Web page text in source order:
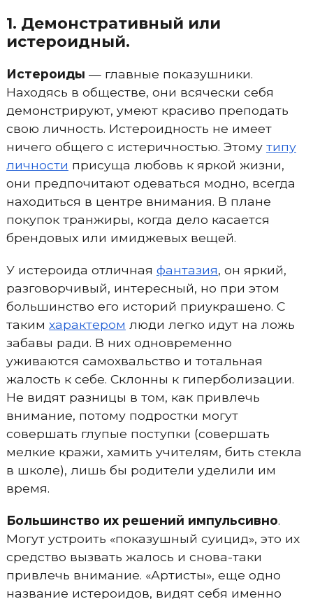
1. Демонстративный или
истероидный.
Истероиды — главные показушники.
Находясь в обществе, они всячески себя
демонстрируют, умеют красиво преподать
свою личность. Истероидность не имеет
ничего общего с истеричностью. Этому типу
личности присуща любовь к яркой жизни,
они предпочитают одеваться модно, всегда
находиться в центре внимания. В плане
покупок транжиры, когда дело касается
брендовых или имиджевых вещей.
У истероида отличная фантазия, он яркий,
разговорчивый, интересный, но при этом
большинство его историй приукрашено. С
таким характером люди легко идут на ложь
забавы ради. В них одновременно
уживаются самохвальство и тотальная
жалость к себе. Склонны к гиперболизации.
Не видят разницы в том, как привлечь
внимание, потому подростки могут
совершать глупые поступки (совершать
мелкие кражи, хамить учителям, бить стекла
в школе), лишь бы родители уделили им
время.
Большинство их решений импульсивно.
Могут устроить «показушный суицид», это их
средство вызвать жалось и снова-таки
привлечь внимание. «Артисты», еще одно
название истероидов, видят себя именно